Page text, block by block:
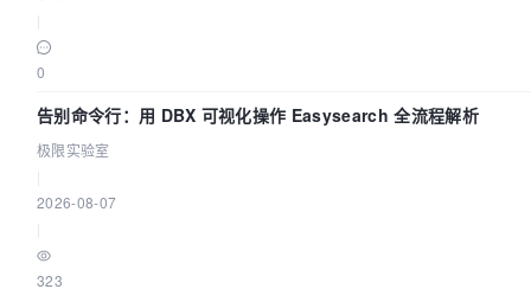
0
告别命令行：用 DBX 可视化操作 Easysearch 全流程解析
极限实验室
2026-08-07
323